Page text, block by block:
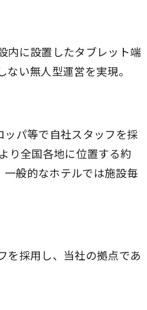
内に設置したタブレット端
い無人型運営を実現。
パ等で自社スタッフを採
り全国各地に位置する約
般的なホテルでは施設毎
を採用し、当社の拠点であ